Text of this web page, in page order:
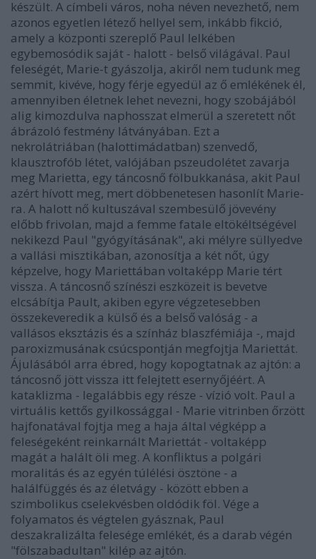
készült. A címbeli város, noha néven nevezhető, nem
azonos egyetlen létező hellyel sem, inkább fikció,
amely a központi szereplő Paul lelkében
egybemosódik saját - halott - belső világával. Paul
feleségét, Marie-t gyászolja, akiről nem tudunk meg
semmit, kivéve, hogy férje egyedül az ő emlékének él,
amennyiben életnek lehet nevezni, hogy szobájából
alig kimozdulva naphosszat elmerül a szeretett nőt
ábrázoló festmény látványában. Ezt a
nekrolátriában (halottimádatban) szenvedő,
klausztrofób létet, valójában pszeudolétet zavarja
meg Marietta, egy táncosnő fölbukkanása, akit Paul
azért hívott meg, mert döbbenetesen hasonlít Marie-
ra. A halott nő kultuszával szembesülő jövevény
előbb frivolan, majd a femme fatale eltökéltségével
nekikezd Paul "gyógyításának", aki mélyre süllyedve
a vallási misztikában, azonosítja a két nőt, úgy
képzelve, hogy Mariettában voltaképp Marie tért
vissza. A táncosnő színészi eszközeit is bevetve
elcsábítja Pault, akiben egyre végzetesebben
összekeveredik a külső és a belső valóság - a
vallásos eksztázis és a színház blaszfémiája -, majd
paroxizmusának csúcspontján megfojtja Mariettát.
Ájulásából arra ébred, hogy kopogtatnak az ajtón: a
táncosnő jött vissza itt felejtett esernyőjéért. A
kataklizma - legalábbis egy része - vízió volt. Paul a
virtuális kettős gyilkossággal - Marie vitrinben őrzött
hajfonatával fojtja meg a haja által végképp a
feleségeként reinkarnált Mariettát - voltaképp
magát a halált öli meg. A konfliktus a polgári
moralitás és az egyén túlélési ösztöne - a
halálfüggés és az életvágy - között ebben a
szimbolikus cselekvésben oldódik föl. Vége a
folyamatos és végtelen gyásznak, Paul
deszakralizálta felesége emlékét, és a darab végén
"fölszabadultan" kilép az ajtón.